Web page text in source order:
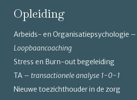
Opleiding
Arbeids- en Organisatiepsychologie –
Loopbaancoaching
Stress en Burn-out begeleiding
TA – transactionele analyse 1-0-1
Nieuwe toezichthouder in de zorg